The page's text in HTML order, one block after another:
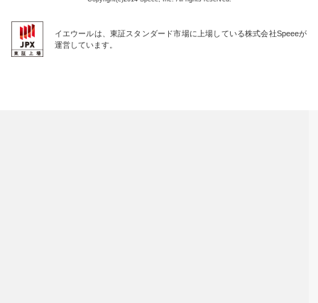
イエウールは、東証スタンダード市場に上場している株式会社Speeeが
運営しています。